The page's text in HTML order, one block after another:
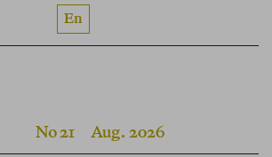
En
No 21 Aug. 2026